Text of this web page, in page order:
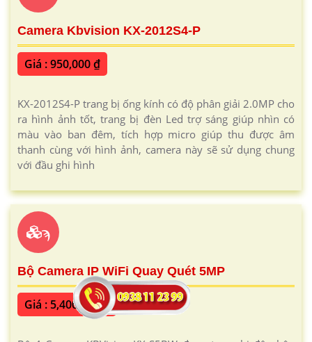
Camera Kbvision KX-2012S4-P
Giá : 950,000 ₫
KX-2012S4-P trang bị ống kính có độ phân giải 2.0MP cho
ra hình ảnh tốt, trang bị đèn Led trợ sáng giúp nhìn có
màu vào ban đêm, tích hợp micro giúp thu được âm
thanh cùng với hình ảnh, camera này sẽ sử dụng chung
với đầu ghi hình
ϡ
Bộ Camera IP WiFi Quay Quét 5MP
Giá : 5,400,000 ₫